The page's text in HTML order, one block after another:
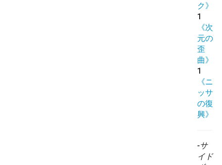
ク》
1
《次
元の
歪
曲》
1
《ニ
ッサ
の復
興》
-サ
イド